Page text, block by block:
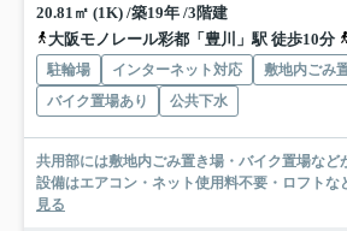
20.81㎡ (1K) /築19年 /3階建
大阪モノレール彩都「豊川」駅 徒歩10分
駐輪場 インターネット対応
敷地内ごみ
バイク置場あり
公共下水
共用部には敷地内ごみ置き場・バイク置場など
設備はエアコン・ネット使用料不要・ロフトな
見る